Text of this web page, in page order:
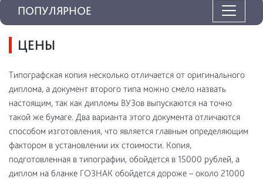
ЦЕНЫ
Типографская копия несколько отличается от оригинального
диплома, а документ второго типа можно смело назвать
настоящим, так как дипломы ВУЗов выпускаются на точно
такой же бумаге. Два варианта этого документа отличаются
способом изготовления, что является главным определяющим
фактором в установлении их стоимости. Копия,
подготовленная в типографии, обойдется в 15000 рублей, а
диплом на бланке ГОЗНАК обойдется дороже – около 21000
ПОПУЛЯРНОЕ